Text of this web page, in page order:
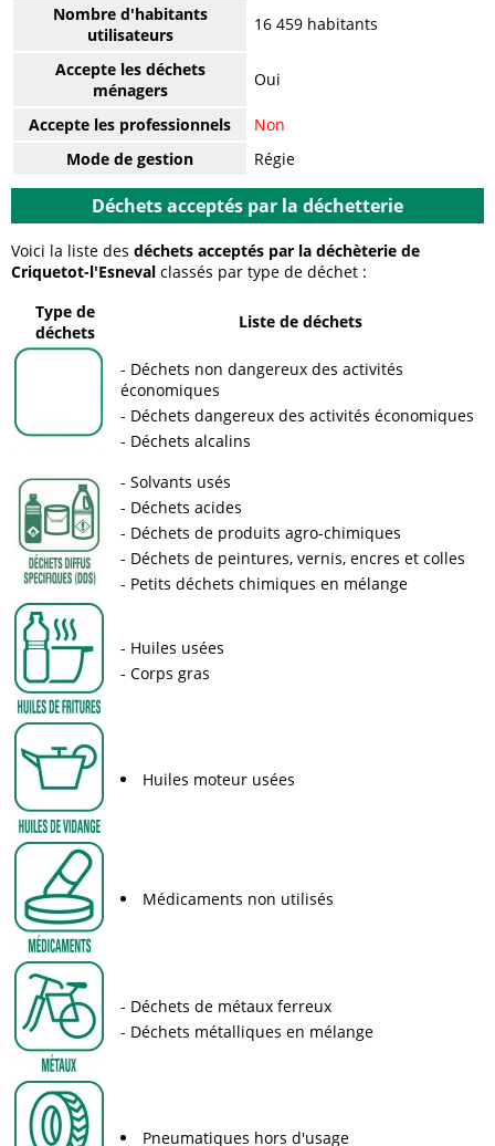
Nombre d'habitants
utilisateurs
16 459 habitants
Accepte les déchets
ménagers
Oui
Accepte les professionnels
Non
Mode de gestion
Régie
Déchets acceptés par la déchetterie
Voici la liste des déchets acceptés par la déchèterie de
Criquetot-l'Esneval classés par type de déchet :
Type de
déchets
Liste de déchets
Déchets non dangereux des activités
économiques
Déchets dangereux des activités économiques
Déchets alcalins
Solvants usés
Déchets acides
Déchets de produits agro-chimiques
Déchets de peintures, vernis, encres et colles
Petits déchets chimiques en mélange
Huiles usées
Corps gras
Huiles moteur usées
Médicaments non utilisés
Déchets de métaux ferreux
Déchets métalliques en mélange
Pneumatiques hors d'usage